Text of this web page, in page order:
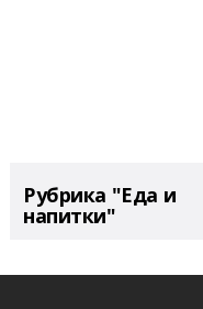
Рубрика "Еда и
напитки"